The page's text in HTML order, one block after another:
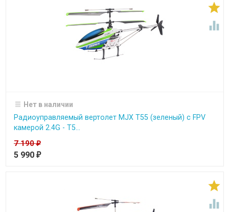


Нет в наличии
Радиоуправляемый вертолет MJX T55 (зеленый) c FPV
камерой 2.4G - T5...
7 190₽
5 990 ₽

